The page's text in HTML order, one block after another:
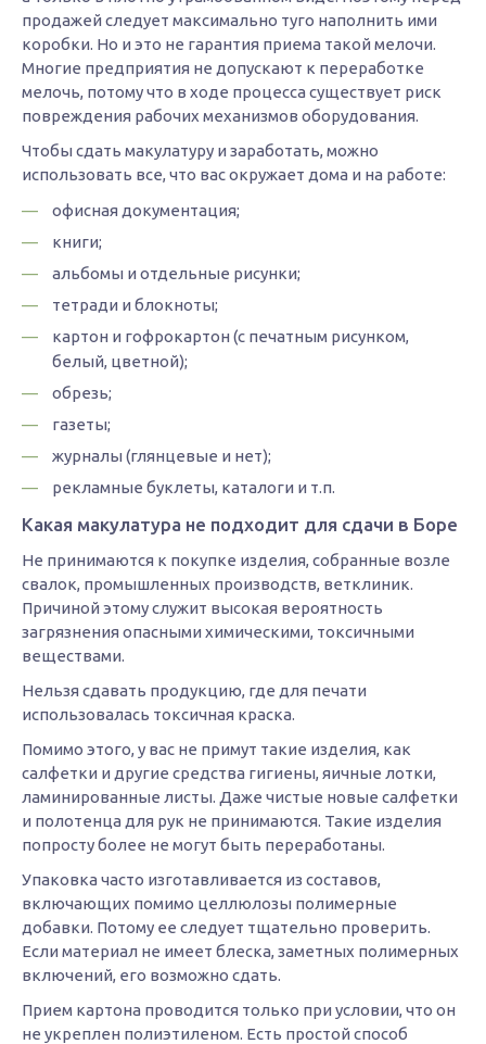
продажей следует максимально туго наполнить ими
коробки. Но и это не гарантия приема такой мелочи.
Многие предприятия не допускают к переработке
мелочь, потому что в ходе процесса существует риск
повреждения рабочих механизмов оборудования.
Чтобы сдать макулатуру и заработать, можно
использовать все, что вас окружает дома и на работе:
офисная документация;
книги;
альбомы и отдельные рисунки;
тетради и блокноты;
картон и гофрокартон (с печатным рисунком,
белый, цветной);
обрезь;
газеты;
журналы (глянцевые и нет);
рекламные буклеты, каталоги и т.п.
Какая макулатура не подходит для сдачи в Боре
Не принимаются к покупке изделия, собранные возле
свалок, промышленных производств, ветклиник.
Причиной этому служит высокая вероятность
загрязнения опасными химическими, токсичными
веществами.
Нельзя сдавать продукцию, где для печати
использовалась токсичная краска.
Помимо этого, у вас не примут такие изделия, как
салфетки и другие средства гигиены, яичные лотки,
ламинированные листы. Даже чистые новые салфетки
и полотенца для рук не принимаются. Такие изделия
попросту более не могут быть переработаны.
Упаковка часто изготавливается из составов,
включающих помимо целлюлозы полимерные
добавки. Потому ее следует тщательно проверить.
Если материал не имеет блеска, заметных полимерных
включений, его возможно сдать.
Прием картона проводится только при условии, что он
не укреплен полиэтиленом. Есть простой способ